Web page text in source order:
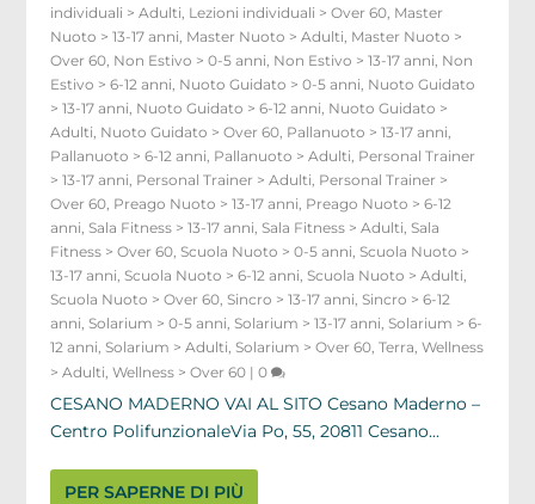
individuali > Adulti Lezioni individuali > Over 60 Master
Nuoto > 13-17 anni Master Nuoto > Adulti Master Nuoto >
Over 60 Non Estivo > 0-5 anni Non Estivo > 13-17 anni Non
Estivo > 6-12 anni Nuoto Guidato > 0-5 anni Nuoto Guidato
> 13-17 anni Nuoto Guidato > 6-12 anni Nuoto Guidato >
Adulti Nuoto Guidato > Over 60 Pallanuoto > 13-17 anni
Pallanuoto > 6-12 anni Pallanuoto > Adulti Personal Trainer
> 13-17 anni Personal Trainer > Adulti Personal Trainer >
Over 60 Preago Nuoto > 13-17 anni Preago Nuoto > 6-12
anni ,Sala Fitness > 13-17 anni ,Sala Fitness > Adulti ,Sala
Fitness > Over 60 ,Scuola Nuoto > 0-5 anni ,Scuola Nuoto >
13-17 anni ,Scuola Nuoto > 6-12 anni ,Scuola Nuoto > Adulti
Scuola Nuoto > Over 60 ,Sincro > 13-17 anni ,Sincro > 6-12
anni ,Solarium > 0-5 anni ,Solarium > 13-17 anni ,Solarium > 6-
12 anni ,Solarium > Adulti ,Solarium > Over 60 ,Terra ,Wellness
> Adulti ,Wellness > Over 60 |0
CESANO MADERNO VAI AL SITO Cesano Maderno –
Centro PolifunzionaleVia Po, 55, 20811 Cesano...
PER SAPERNE DI PIÙ